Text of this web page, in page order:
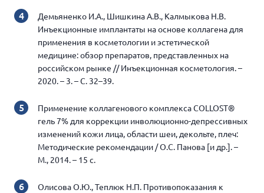
Демьяненко И.А., Шишкина А.В., Калмыкова Н.В.
Инъекционные имплантаты на основе коллагена для
применения в косметологии и эстетической
медицине: обзор препаратов, представленных на
российском рынке // Инъекционная косметология. –
2020. – 3. – С. 32–39.
Применение коллагенового комплекса COLLOST®
гель 7% для коррекции инволюционно-депрессивных
изменений кожи лица, области шеи, декольте, плеч:
Методические рекомендации / О.С. Панова [и др.]. –
М., 2014. – 15 с.
Олисова О.Ю., Теплюк Н.П. Противопоказания к